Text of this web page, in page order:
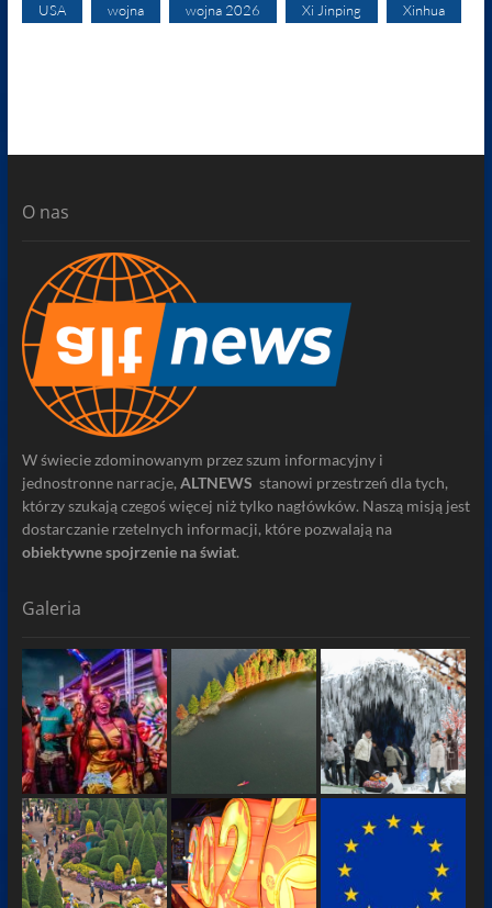
USA wojna wojna 2026 Xi Jinping Xinhua
O nas
W świecie zdominowanym przez szum informacyjny i
jednostronne narracje, ALTNEWS stanowi przestrzeń dla tych,
którzy szukają czegoś więcej niż tylko nagłówków. Naszą misją jest
dostarczanie rzetelnych informacji, które pozwalają na
obiektywne spojrzenie na świat.
Galeria